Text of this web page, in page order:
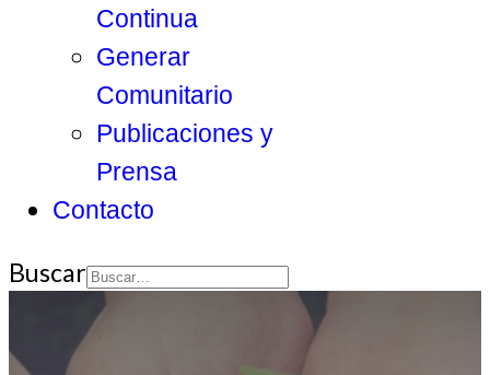
Continua
Generar
Comunitario
Publicaciones y
Prensa
Contacto
Buscar
Type 2 or more
characters for